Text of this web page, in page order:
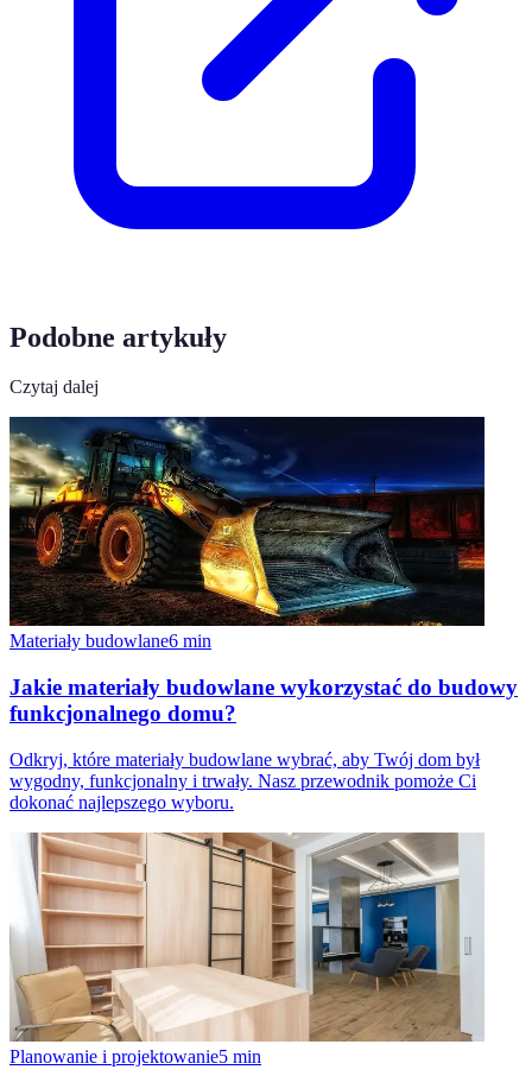
Podobne artykuły
Czytaj dalej
Materiały budowlane6 min
Jakie materiały budowlane wykorzystać do budowy
funkcjonalnego domu?
Odkryj, które materiały budowlane wybrać, aby Twój dom był
wygodny, funkcjonalny i trwały. Nasz przewodnik pomoże Ci
dokonać najlepszego wyboru.
Planowanie i projektowanie5 min